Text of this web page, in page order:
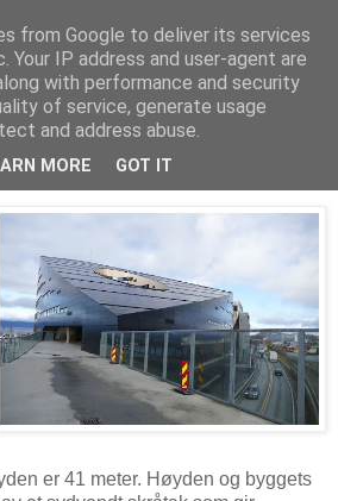
& Miljøteknologi
er 41 meter. Høyden og byggets
from Google to deliver its services
Your IP address and user-agent are
with performance and security
of service, generate usage
and address abuse.
MORE GOT IT